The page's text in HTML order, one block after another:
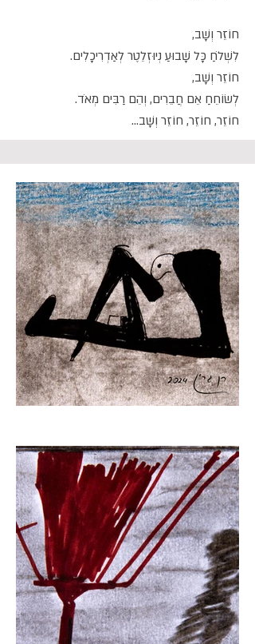
חוֹזֵר וְשָׁב,
לִשְׁלֹחַ כָּל שָׁבוּעַ נְיוּזְלֵטֶר לְאַדְרִיכָלִים.
חוֹזֵר וְשָׁב,
לְשׂוֹחֵחַ אֵם חֲבֵרִים, וְהֵם רַבִּים מְאֹד.
חוֹזֵר, חוֹזֵר, חוֹזֵר וְשָׁב...